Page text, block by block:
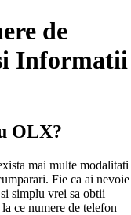
de
Informatii
OLX?
mai multe modalitati
Fie ca ai nevoie
simplu vrei sa obtii
ce numere de telefon